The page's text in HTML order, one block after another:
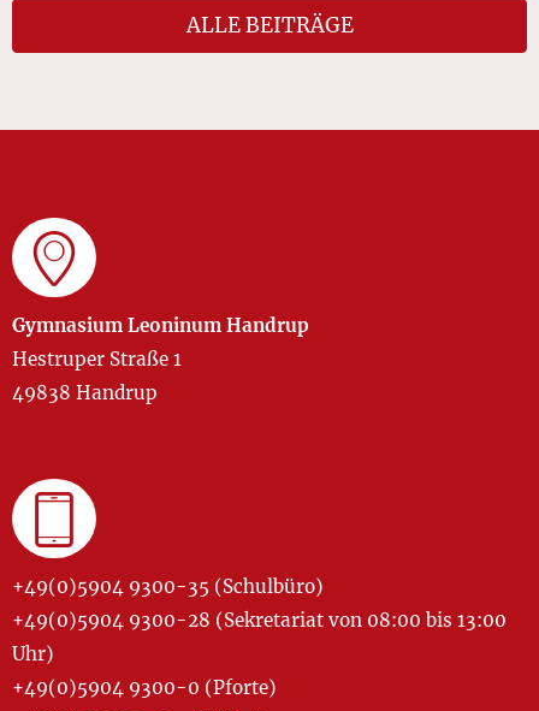
ALLE BEITRÄGE
Gymnasium Leoninum Handrup
Hestruper Straße 1
49838 Handrup
+49(0)5904 9300-35 (Schulbüro)
+49(0)5904 9300-28 (Sekretariat von 08:00 bis 13:00
Uhr)
+49(0)5904 9300-0 (Pforte)